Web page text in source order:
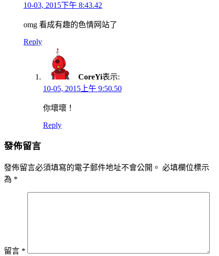
10-03, 2015下午 8:43.42
omg 看成有趣的色情网站了
Reply
CoreYi表示:
10-05, 2015上午 9:50.50
你壞壞！
Reply
發佈留言
發佈留言必須填寫的電子郵件地址不會公開。 必填欄位標示
為 *
留言 *